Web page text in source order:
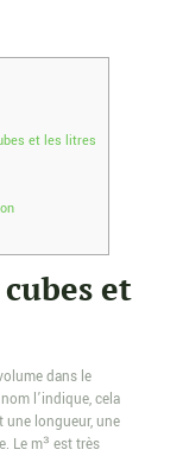
et les litres
et
dans le
l’indique, cela
longueur, une
Le m³ est très